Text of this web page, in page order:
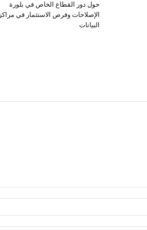
حول دور القطاع الخاص في بلورة
الإصلاحات وفرص الاستثمار في مراكز
البيانات